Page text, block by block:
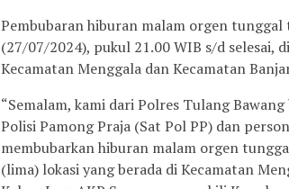
Pembubaran hiburan malam orgen
(27/07/2024), pukul 21.00 WIB s/d selesai,
Kecamatan Menggala dan Kecamatan
“Semalam, kami dari Polres Tulang
Polisi Pamong Praja (Sat Pol PP) dan
membubarkan hiburan malam orgen
(lima) lokasi yang berada di Kecamatan